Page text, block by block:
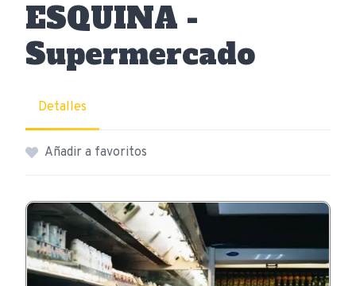
ESQUINA -
Supermercado
Detalles
Añadir a favoritos